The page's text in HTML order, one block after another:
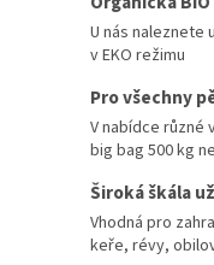
U nás naleznete
v EKO režimu
Pro všechny
V nabídce různé
big bag 500 kg
Široká škála
Vhodná pro
keře, révy,